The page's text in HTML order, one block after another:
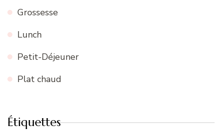
Grossesse
Lunch
Petit-Déjeuner
Plat chaud
Étiquettes